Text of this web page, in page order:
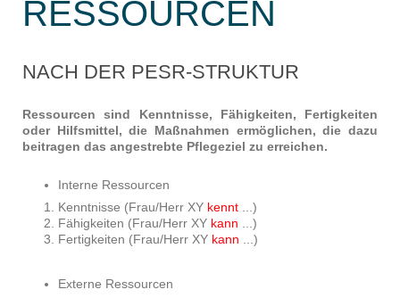
RESSOURCEN
NACH DER PESR-STRUKTUR
Ressourcen sind Kenntnisse, Fähigkeiten, Fertigkeiten
oder Hilfsmittel, die Maßnahmen ermöglichen, die dazu
beitragen das angestrebte Pflegeziel zu erreichen.
Interne Ressourcen
Kenntnisse (Frau/Herr XY kennt ...)
Fähigkeiten (Frau/Herr XY kann ...)
Fertigkeiten (Frau/Herr XY kann ...)
Externe Ressourcen